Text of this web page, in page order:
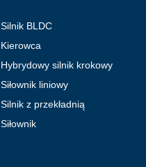
Silnik BLDC
Kierowca
Hybrydowy silnik krokowy
Siłownik liniowy
Silnik z przekładnią
planetarną
Siłownik